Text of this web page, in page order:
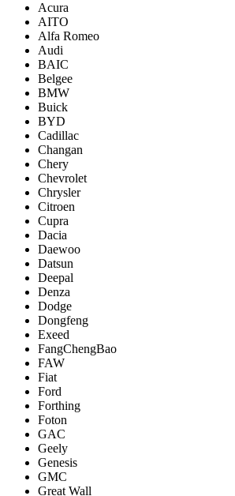
Acura
AITO
Alfa Romeo
Audi
BAIC
Belgee
BMW
Buick
BYD
Cadillac
Changan
Chery
Chevrolet
Chrysler
Citroen
Cupra
Dacia
Daewoo
Datsun
Deepal
Denza
Dodge
Dongfeng
Exeed
FangChengBao
FAW
Fiat
Ford
Forthing
Foton
GAC
Geely
Genesis
GMC
Great Wall